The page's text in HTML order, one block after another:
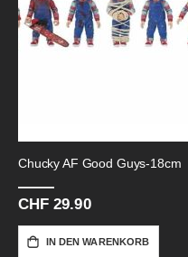
Chucky AF Good Guys-18cm
CHF 29.90
IN DEN WARENKORB